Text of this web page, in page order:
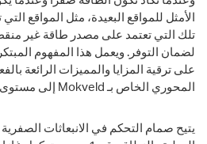
الأمثل للمواقع البعيدة، مثل المواقع
لضمان التوفر. ويعمل هذا المفهوم
على ترقية المزايا والمميزات الرائعة
المحوري الخاص بـ Mokveld إلى مستوى أعلى.